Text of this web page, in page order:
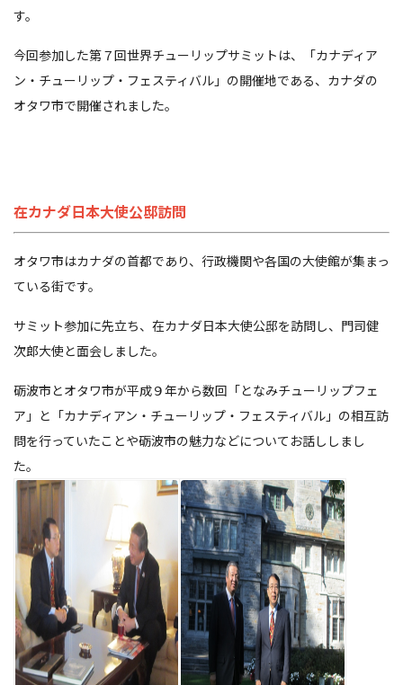
す。
今回参加した第７回世界チューリップサミットは、「カナディア
ン・チューリップ・フェスティバル」の開催地である、カナダの
オタワ市で開催されました。
在カナダ日本大使公邸訪問
オタワ市はカナダの首都であり、行政機関や各国の大使館が集まっ
ている街です。
サミット参加に先立ち、在カナダ日本大使公邸を訪問し、門司健
次郎大使と面会しました。
砺波市とオタワ市が平成９年から数回「となみチューリップフェ
ア」と「カナディアン・チューリップ・フェスティバル」の相互訪
問を行っていたことや砺波市の魅力などについてお話ししまし
た。